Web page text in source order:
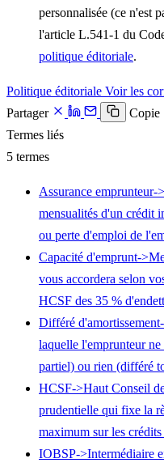
personnalisée (ce n'est
l'article L.541-1 du
politique éditoriale.
Politique éditoriale Voir les
Partager
Copie
Termes liés
5 termes
Assurance emprunteur->
mensualités d'un crédit
ou perte d'emploi de
Capacité d'emprunt->
vous accordera selon
HCSF des 35 %
Différé d'amortissement
laquelle l'emprunteur
partiel) ou rien (différé
HCSF->Haut Conseil
prudentielle qui fixe la
maximum sur les
IOBSP->Intermédiaire